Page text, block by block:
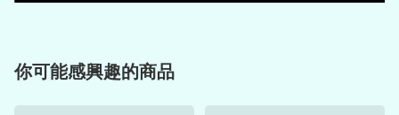
你可能感興趣的商品